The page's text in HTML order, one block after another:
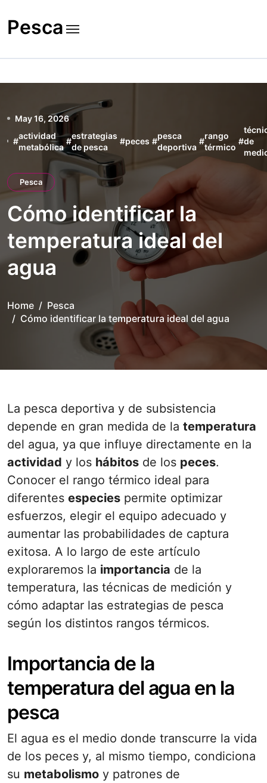
to
content
Pesca
May 16, 2026
#
actividad
metabólica
#
estrategias
de pesca
#peces #
pesca
deportiva
#
rango
térmico
#de
Pesca
Cómo identificar la
temperatura ideal del
agua
Home
Pesca
Cómo identificar la temperatura ideal del agua
La pesca deportiva y de subsistencia
depende en gran medida de la temperatura
del agua, ya que influye directamente en la
actividad y los hábitos de los peces.
Conocer el rango térmico ideal para
diferentes especies permite optimizar
esfuerzos, elegir el equipo adecuado y
aumentar las probabilidades de captura
exitosa. A lo largo de este artículo
exploraremos la importancia de la
temperatura, las técnicas de medición y
cómo adaptar las estrategias de pesca
según los distintos rangos térmicos.
Importancia de la
temperatura del agua en la
pesca
El agua es el medio donde transcurre la vida
de los peces y, al mismo tiempo, condiciona
su metabolismo y patrones de